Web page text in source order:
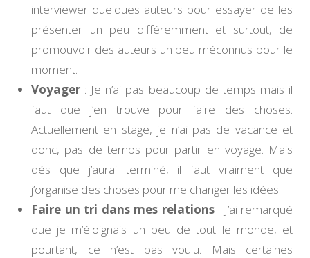
interviewer quelques auteurs pour essayer de les
présenter un peu différemment et surtout, de
promouvoir des auteurs un peu méconnus pour le
moment.
Voyager : Je n’ai pas beaucoup de temps mais il
faut que j’en trouve pour faire des choses.
Actuellement en stage, je n’ai pas de vacance et
donc, pas de temps pour partir en voyage. Mais
dés que j’aurai terminé, il faut vraiment que
j’organise des choses pour me changer les idées.
Faire un tri dans mes relations: J’ai remarqué
que je m’éloignais un peu de tout le monde, et
pourtant, ce n’est pas voulu. Mais certaines